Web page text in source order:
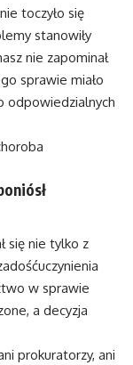
toczyło się
stanowiły
nie zapominał
sprawie miało
odpowiedzialnych
się nie tylko z
w sprawie
a decyzja
prokuratorzy, ani